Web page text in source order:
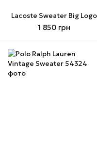
Lacoste Sweater Big Logo
1 850 грн